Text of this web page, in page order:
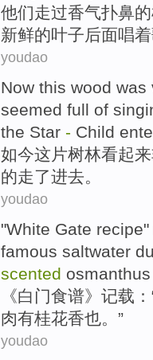
他们走过香气扑鼻的
新鲜的叶子后面唱
youdao
Now this wood was
seemed full of
the Star - Child
如今这 片树林看起来
的走了进去。
youdao
"White Gate recipe"
famous saltwater
scented osmanthus
《白 门食谱》 记载
肉有桂花香也。”
youdao